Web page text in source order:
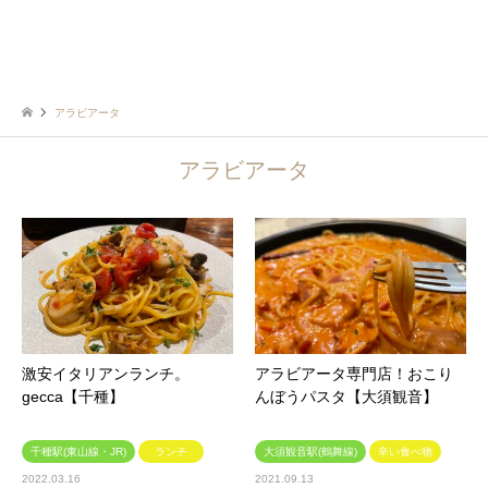
アラビアータ
アラビアータ
激安イタリアンランチ。
gecca【千種】
千種駅(東山線・JR) ランチ
2022.03.16
アラビアータ専門店！おこり
んぼうパスタ【大須観音】
大須観音駅(鶴舞線) 辛い食べ物
2021.09.13